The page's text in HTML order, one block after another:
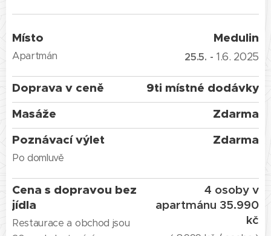
Místo
Apartmán
Medulin
25.5. - 1.6. 2025
Doprava v ceně
9ti místné dodávky
Masáže
Zdarma
Poznávací výlet
Po domluvě
Zdarma
Cena s dopravou bez
jídla
Restaurace a obchod jsou
4 osoby v
apartmánu 35.990
kč